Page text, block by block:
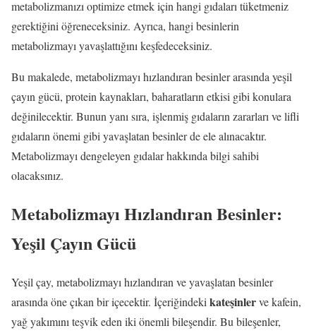
metabolizmanızı optimize etmek için hangi gıdaları tüketmeniz
gerektiğini öğreneceksiniz. Ayrıca, hangi besinlerin
metabolizmayı yavaşlattığını keşfedeceksiniz.
Bu makalede, metabolizmayı hızlandıran besinler arasında yeşil
çayın gücü, protein kaynakları, baharatların etkisi gibi konulara
değinilecektir. Bunun yanı sıra, işlenmiş gıdaların zararları ve lifli
gıdaların önemi gibi yavaşlatan besinler de ele alınacaktır.
Metabolizmayı dengeleyen gıdalar hakkında bilgi sahibi
olacaksınız.
Metabolizmayı Hızlandıran Besinler:
Yeşil Çayın Gücü
Yeşil çay, metabolizmayı hızlandıran ve yavaşlatan besinler
arasında öne çıkan bir içecektir. İçeriğindekikateşinlerve kafein,
yağ yakımını teşvik eden iki önemli bileşendir. Bu bileşenler,